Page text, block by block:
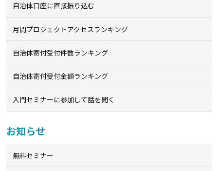
自治体口座に直接振り込む
月間プロジェクトアクセスランキング
自治体寄付受付件数ランキング
自治体寄付受付金額ランキング
入門セミナーに参加して話を聞く
お知らせ
無料セミナー